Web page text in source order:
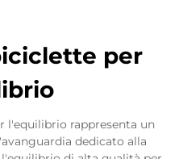
per
l'equilibrio rappresenta un
dedicato alla